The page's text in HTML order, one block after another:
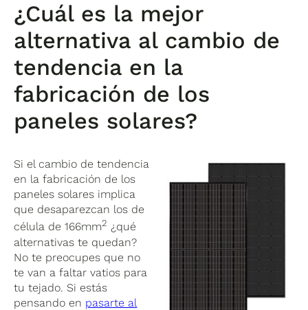
¿Cuál es la mejor
alternativa al cambio de
tendencia en la
fabricación de los
paneles solares?
Si el cambio de tendencia
en la fabricación de los
paneles solares implica
que desaparezcan los de
célula de 166mm2 ¿qué
alternativas te quedan?
No te preocupes que no
te van a faltar vatios para
tu tejado. Si estás
pensando en pasarte al